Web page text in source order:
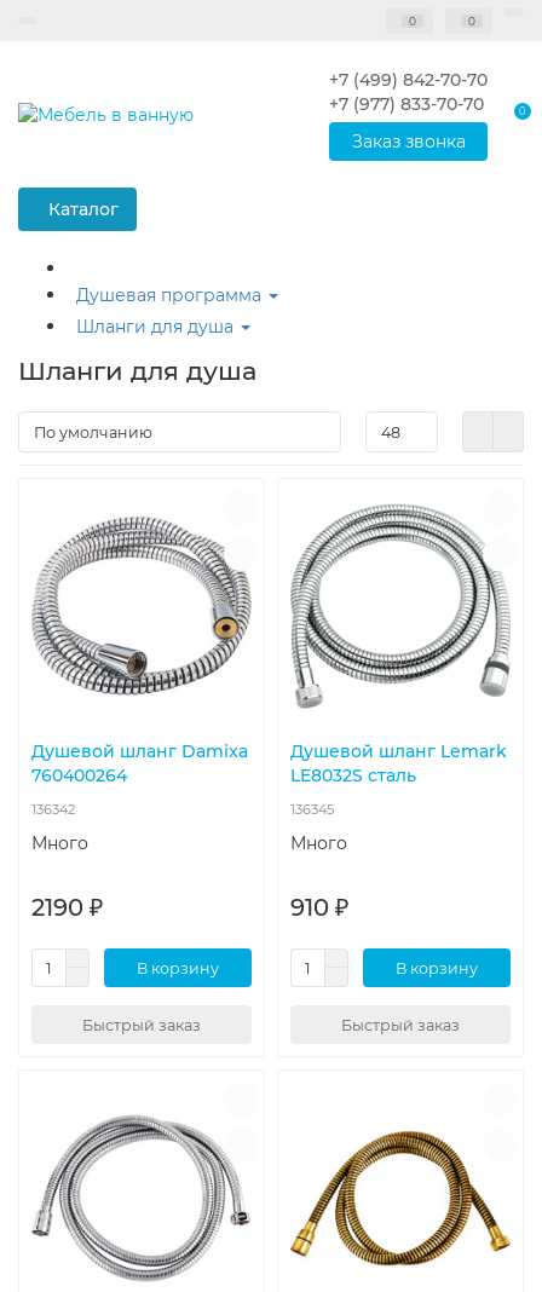
0 0
+7 (499) 842-70-70
+7 (977) 833-70-70
Заказ звонка
0
Каталог
Душевая программа
Шланги для душа
Шланги для душа
Душевой шланг Damixa
760400264
136342
Много
2190 ₽
В корзину
Быстрый заказ
Душевой шланг Lemark
LE8032S сталь
136345
Много
910 ₽
В корзину
Быстрый заказ